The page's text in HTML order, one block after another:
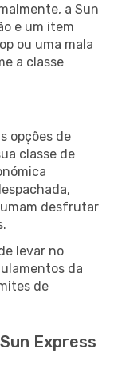
a Sun
e um item
ou uma mala
a classe
opções de
classe de
desfrutar
levar no
da
de
Express